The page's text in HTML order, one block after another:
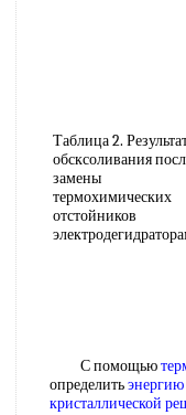
Таблица 2.
обсксоливания
замены
термохимических
отстойников
С помощью
определитьэнергию
кристаллической